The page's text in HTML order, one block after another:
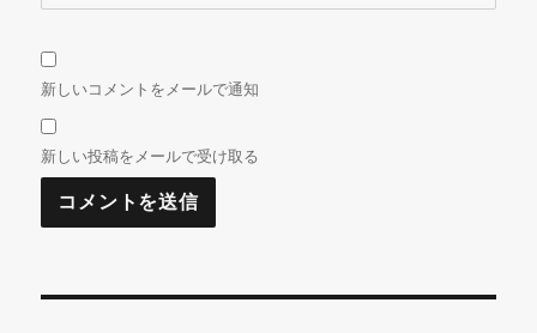
新しいコメントをメールで通知
新しい投稿をメールで受け取る